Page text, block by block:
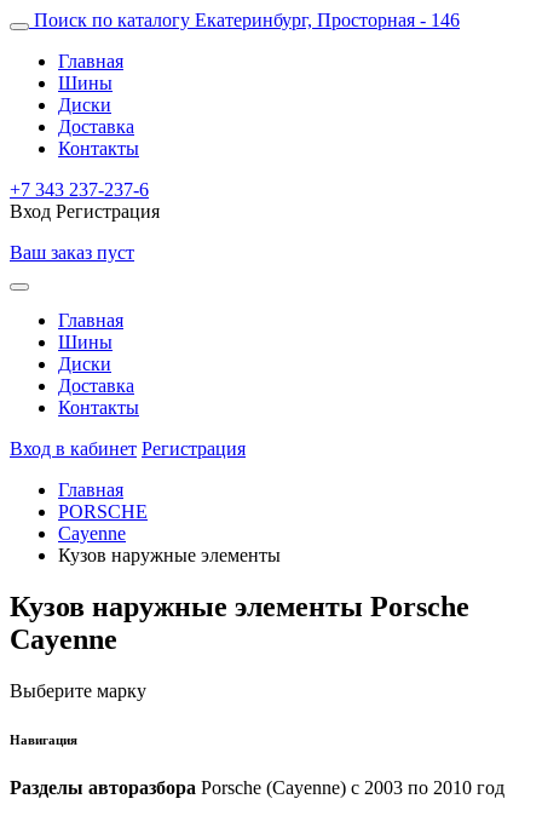
Поиск по каталогу Екатеринбург, Просторная - 146
Главная
Шины
Диски
Доставка
Контакты
+7 343 237-237-6
Вход Регистрация
Ваш заказ пуст
Главная
Шины
Диски
Доставка
Контакты
Вход в кабинет Регистрация
Главная
PORSCHE
Cayenne
Кузов наружные элементы
Кузов наружные элементы Porsche
Cayenne
Выберите марку
Навигация
Разделы авторазбора Porsche (Cayenne) с 2003 по 2010 год